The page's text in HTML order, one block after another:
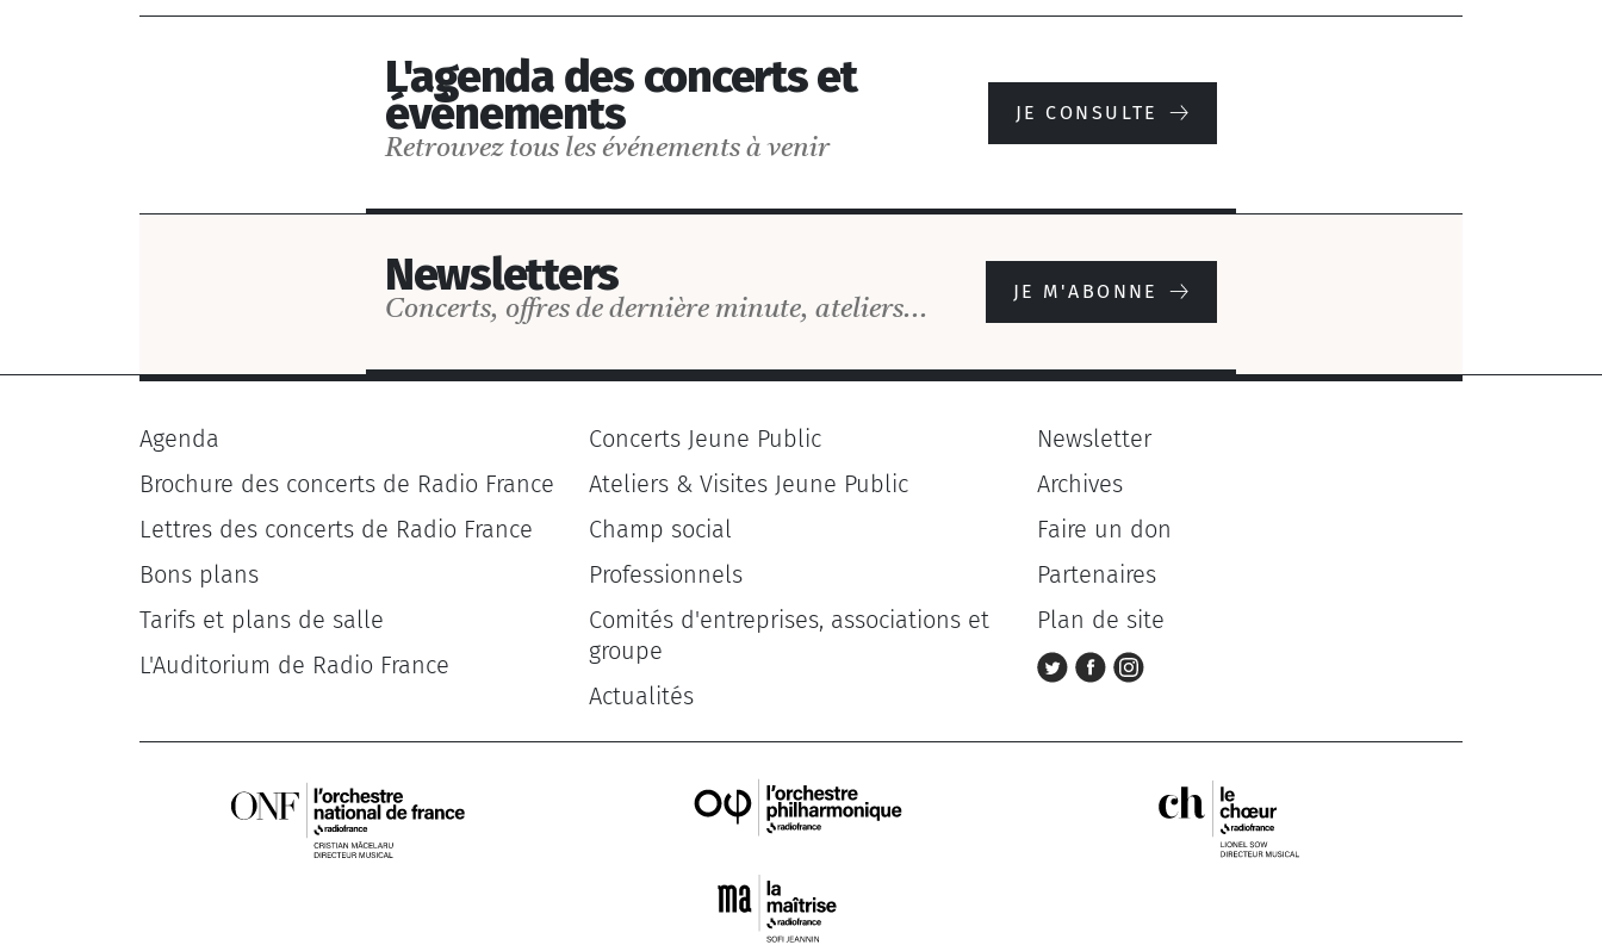
L'agenda des concerts et
événements
Retrouvez tous les événements à venir
JE CONSULTE
Newsletters
Concerts, offres de dernière minute, ateliers...
JE M'ABONNE
Agenda
Brochure des concerts de Radio France
Lettres des concerts de Radio France
Bons plans
Tarifs et plans de salle
L'Auditorium de Radio France
Concerts Jeune Public
Ateliers & Visites Jeune Public
Champ social
Professionnels
Comités d'entreprises, associations et
groupe
Actualités
Newsletter
Archives
Faire un don
Partenaires
Plan de site